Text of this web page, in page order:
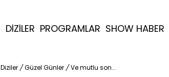
DİZİLER PROGRAMLAR SHOW HABER
Diziler / Güzel Günler / Ve mutlu son...